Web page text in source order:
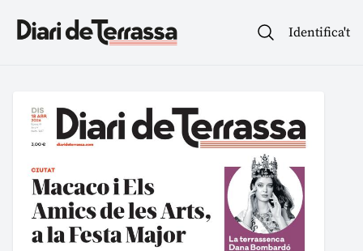
Identifica't